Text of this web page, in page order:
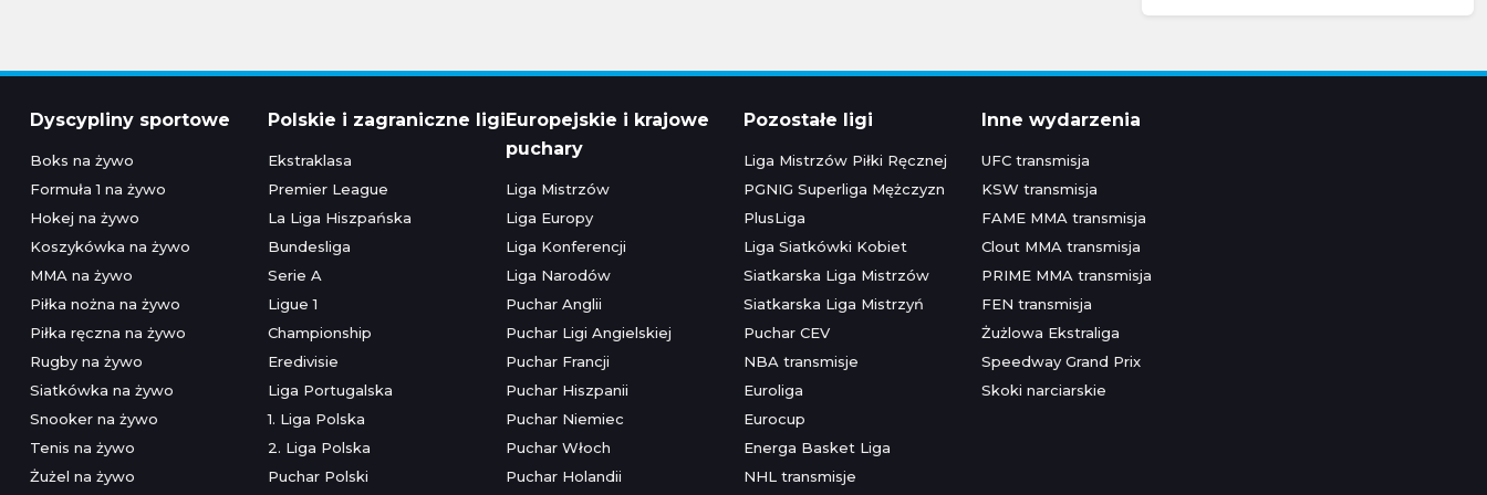
Dyscypliny sportowe
Boks na żywo
Formuła 1 na żywo
Hokej na żywo
Koszykówka na żywo
MMA na żywo
Piłka nożna na żywo
Piłka ręczna na żywo
Rugby na żywo
Siatkówka na żywo
Snooker na żywo
Tenis na żywo
Żużel na żywo
Polskie i zagraniczne ligi
Ekstraklasa
Premier League
La Liga Hiszpańska
Bundesliga
Serie A
Ligue 1
Championship
Eredivisie
Liga Portugalska
1. Liga Polska
2. Liga Polska
Puchar Polski
Europejskie i krajowe
puchary
Liga Mistrzów
Liga Europy
Liga Konferencji
Liga Narodów
Puchar Anglii
Puchar Ligi Angielskiej
Puchar Francji
Puchar Hiszpanii
Puchar Niemiec
Puchar Włoch
Puchar Holandii
Pozostałe ligi
Liga Mistrzów Piłki Ręcznej
PGNIG Superliga Mężczyzn
PlusLiga
Liga Siatkówki Kobiet
Siatkarska Liga Mistrzów
Siatkarska Liga Mistrzyń
Puchar CEV
NBA transmisje
Euroliga
Eurocup
Energa Basket Liga
NHL transmisje
Inne wydarzenia
UFC transmisja
KSW transmisja
FAME MMA transmisja
Clout MMA transmisja
PRIME MMA transmisja
FEN transmisja
Żużlowa Ekstraliga
Speedway Grand Prix
Skoki narciarskie